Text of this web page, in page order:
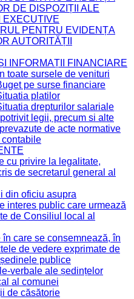
DE DISPOZIȚII ALE
EXECUTIVE
PENTRU EVIDENȚA
AUTORITĂȚII
INFORMAȚII FINANCIARE
toate sursele de venituri
pe surse financiare
platilor
drepturilor salariale
legii, precum si alte
de acte normative
cu privire la legalitate,
de secretarul general al
din oficiu asupra
interes public care urmează
de Consiliul local al
care se consemnează, în
de vedere exprimate de
publice
verbale ale ședințelor
al comunei
de căsătorie